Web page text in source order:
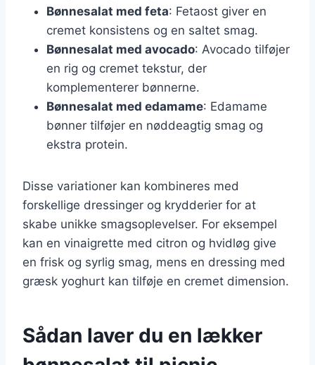
Bønnesalat med feta: Fetaost giver en
cremet konsistens og en saltet smag.
Bønnesalat med avocado: Avocado tilføjer
en rig og cremet tekstur, der
komplementerer bønnerne.
Bønnesalat med edamame: Edamame
bønner tilføjer en nøddeagtig smag og
ekstra protein.
Disse variationer kan kombineres med
forskellige dressinger og krydderier for at
skabe unikke smagsoplevelser. For eksempel
kan en vinaigrette med citron og hvidløg give
en frisk og syrlig smag, mens en dressing med
græsk yoghurt kan tilføje en cremet dimension.
Sådan laver du en lækker